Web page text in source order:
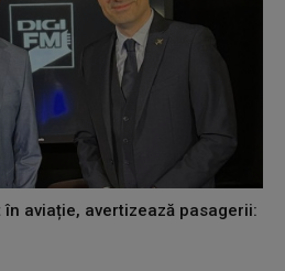
aviație, avertizează pasagerii: